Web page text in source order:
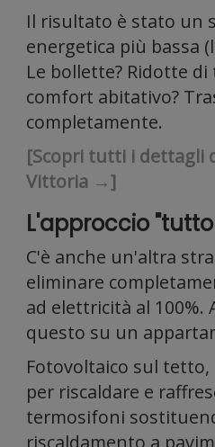
Il risultato è stato un
energetica più bassa
Le bollette? Ridotte
comfort abitativo?
completamente.
[Scopri tutti i dettagli
Vittoria →]
L'approccio
C'è anche un'altra
eliminare
ad elettricità al 100%.
questo su un
Fotovoltaico sul tetto,
per riscaldare e
termosifoni
riscaldamento a